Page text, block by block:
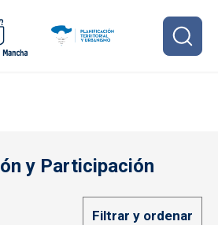
y Participación
Filtrar y ordenar